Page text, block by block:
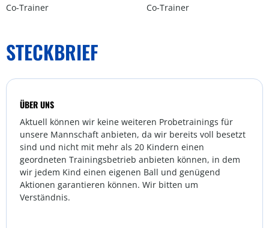
Co-Trainer Co-Trainer
STECKBRIEF
ÜBER UNS
Aktuell können wir keine weiteren Probetrainings für
unsere Mannschaft anbieten, da wir bereits voll besetzt
sind und nicht mit mehr als 20 Kindern einen
geordneten Trainingsbetrieb anbieten können, in dem
wir jedem Kind einen eigenen Ball und genügend
Aktionen garantieren können. Wir bitten um
Verständnis.